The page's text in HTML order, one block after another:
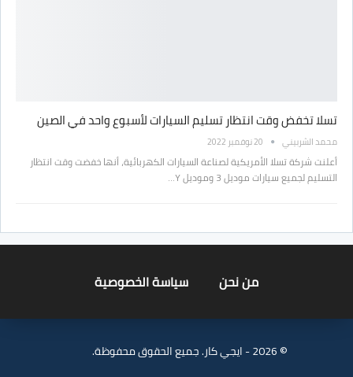
تسلا تخفض وقت انتظار تسليم السيارات لأسبوع واحد في الصين
محمد الشربيني 20 نوفمبر 2022
أعلنت شركة تسلا الأمريكية لصناعة السيارات الكهربائية، أنها خفضت وقت انتظار
التسليم لجميع سيارات موديل 3 وموديل Y…
من نحن سياسة الخصوصية
© 2026 - ايجي كار. جميع الحقوق محفوظة.